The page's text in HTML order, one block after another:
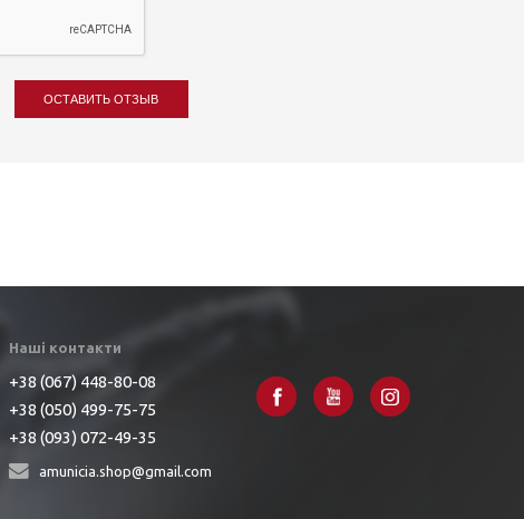
ОСТАВИТЬ ОТЗЫВ
Наші контакти
+38 (067) 448-80-08
+38 (050) 499-75-75
+38 (093) 072-49-35
amunicia.shop@gmail.com